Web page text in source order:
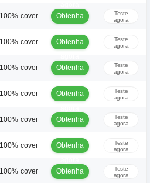
100% cover
Obtenha
Teste
agora
100% cover
Obtenha
Teste
agora
100% cover
Obtenha
Teste
agora
100% cover
Obtenha
Teste
agora
100% cover
Obtenha
Teste
agora
100% cover
Obtenha
Teste
agora
100% cover
Obtenha
Teste
agora